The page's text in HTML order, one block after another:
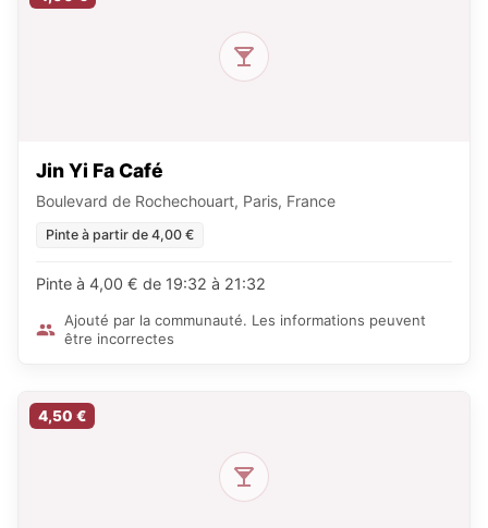
Jin Yi Fa Café
Boulevard de Rochechouart, Paris, France
Pinte à partir de 4,00 €
Pinte à 4,00 € de 19:32 à 21:32
Ajouté par la communauté. Les informations peuvent
être incorrectes
4,50 €